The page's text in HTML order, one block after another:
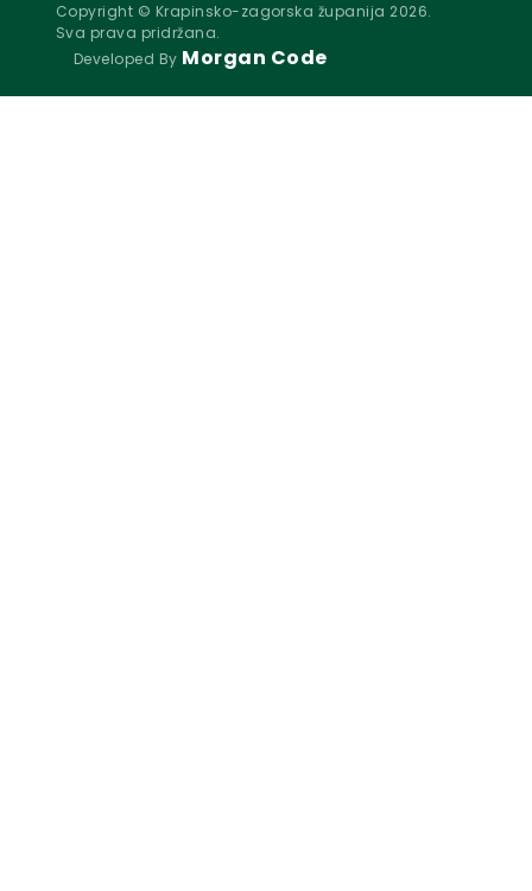
Copyright © Krapinsko-zagorska županija 2026.
Sva prava pridržana.
Developed By Morgan Code